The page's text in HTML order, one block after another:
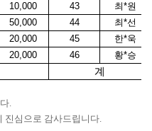
10,000 43 최*원
50,000 44 최*선
20,000 45 한*욱
20,000 46 황*승
계
.
진심으로 감사드립니다.